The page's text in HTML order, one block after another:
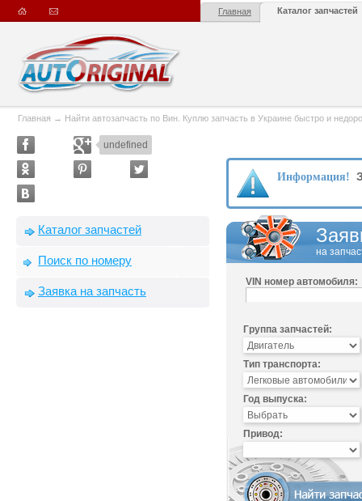
Главная Каталог запчастей
Главная → Найти автозапчасть по Вин. Куплю запчасть в Украине быстро и
undefined
Каталог запчастей
Поиск по номеру
Заявка на запчасть
Информация!
на
VIN номер автомобиля:
Группа запчастей:
Тип транспорта:
Год выпуска:
Привод: